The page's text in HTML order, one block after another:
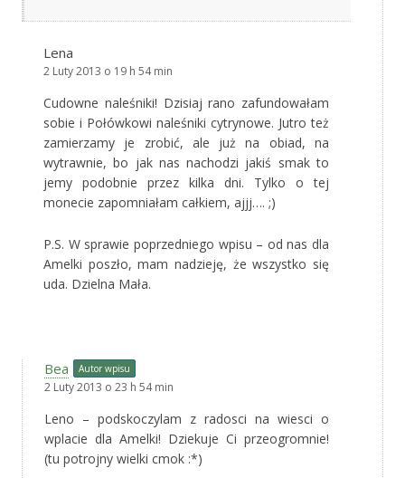
Lena
2 Luty 2013 o 19 h 54 min
Cudowne naleśniki! Dzisiaj rano zafundowałam
sobie i Połówkowi naleśniki cytrynowe. Jutro też
zamierzamy je zrobić, ale już na obiad, na
wytrawnie, bo jak nas nachodzi jakiś smak to
jemy podobnie przez kilka dni. Tylko o tej
monecie zapomniałam całkiem, ajjj…. ;)
P.S. W sprawie poprzedniego wpisu – od nas dla
Amelki poszło, mam nadzieję, że wszystko się
uda. Dzielna Mała.
Bea Autor wpisu
2 Luty 2013 o 23 h 54 min
Leno – podskoczylam z radosci na wiesci o
wplacie dla Amelki! Dziekuje Ci przeogromnie!
(tu potrojny wielki cmok :*)